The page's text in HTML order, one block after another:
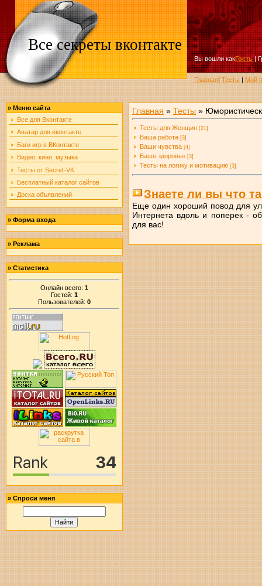
Все секреты вконтакте
Вы вошли какГость|
Главная|Тесты|Мой
» Меню сайта
Все для Вконтакте
Аватар для вконтакте
Баги игр в ВКонтакте
Видео, кино, музыка
Тесты от Secret-VK
Бесплатный каталог сайтов
Доска объявлений
» Форма входа
» Реклама
» Статистика
Онлайн всего: 1
Гостей: 1
Пользователей: 0
» Спроси меня
Главная » Тесты »
Тесты для Женщин [21]
Ваша работа [3]
Ваши чувства [4]
Ваше здоровье [3]
Тесты на логику и мотивацию [3]
Знаете ли вы что
Еще один хороший повод для
Интернета вдоль и поперек -
для вас!